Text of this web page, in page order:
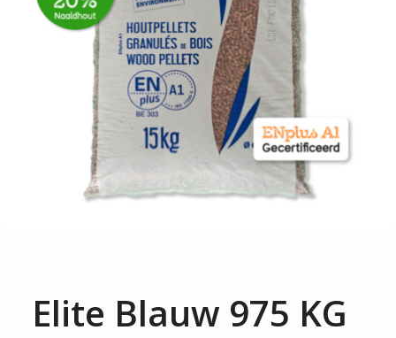
Elite Blauw 975 KG